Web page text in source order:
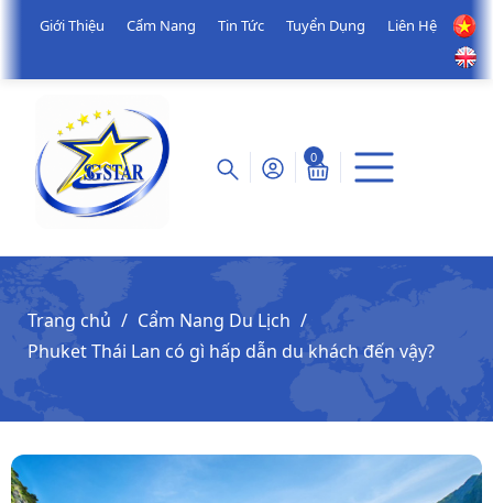
Giới Thiệu Cẩm Nang Tin Tức Tuyển Dụng Liên Hệ
0
Trang chủ
Cẩm Nang Du Lịch
Phuket Thái Lan có gì hấp dẫn du khách đến vậy?